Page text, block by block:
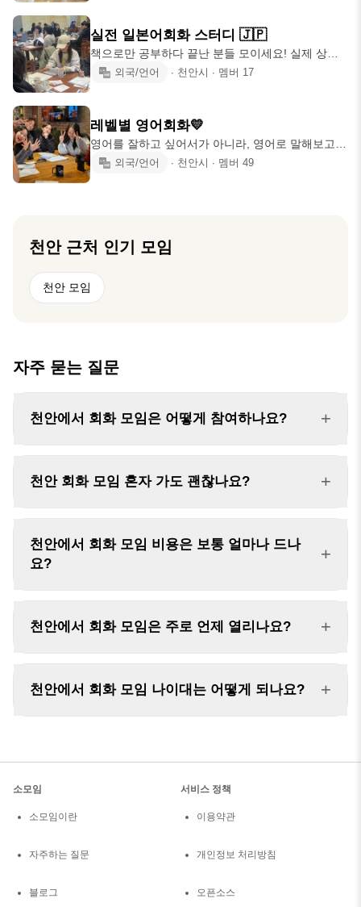
어회화스터디 컬컴, 함께 스피킹연습, 문화이벤트,
파티, 여행, 회식, 영어보드게임, 레크레이션까지 함
께해요! 📍위치 : 천안 동남구 만남로 52, 문타워 7층
❤️스터디 문의는 게시판에 공지 링크 클릭❤️ 📞
실전 일본어회화 스터디 🇯🇵
책으로만 공부하다 끝난 분들 모이세요! 실제 상황
회화 연습 여행, 카페, 쇼핑, 일상 표현 매 모임마다
안 서북구 불당 33길 35, 5층 🍀스터디 문의는 게시
판에 공지 링크 클릭🍀 📞01028330553 (소모임에
서 연락드린다고 말씀 해주시면 빠른 안내 가능합니
다!)
외국/언어 ∙ 천안시 ∙ 멤버 17
레벨별 영어회화💛
영어를 잘하고 싶어서가 아니라, 영어로 말해보고
싶어서 오는 곳. 왕초보부터 고급까지, 16단계 레벨
시판에 공지 링크 클릭❤️ 📞01028330553 (소모임
에서 연락드린다고 말씀해주시면 빠른 안내 가능하
십니다!)
외국/언어 ∙ 천안시 ∙ 멤버 49
천안근처 인기 모임
천안 모임
자주 묻는 질문
천안에서 회화 모임은 어떻게 참여하나요? +
천안 회화 모임 혼자 가도 괜찮나요? +
천안에서 회화 모임 비용은 보통 얼마나 드나
요?
+
천안에서 회화 모임은 주로 언제 열리나요? +
천안에서 회화 모임 나이대는 어떻게 되나요? +
소모임
소모임이란
자주하는 질문
블로그
서비스 정책
이용약관
개인정보 처리방침
오픈소스